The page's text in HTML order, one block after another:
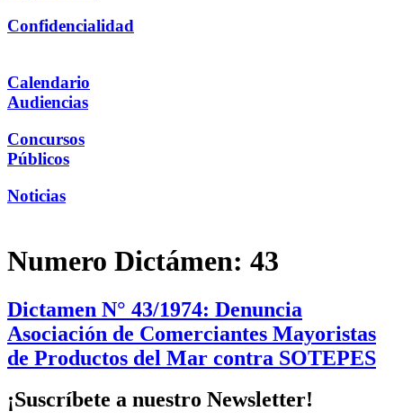
Confidencialidad
Calendario
Audiencias
Concursos
Públicos
Noticias
Numero Dictámen: 43
Dictamen N° 43/1974: Denuncia
Asociación de Comerciantes Mayoristas
de Productos del Mar contra SOTEPES
¡Suscríbete a nuestro Newsletter!